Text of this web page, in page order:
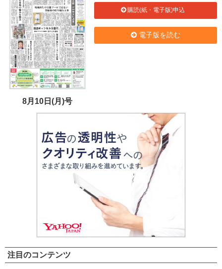
8月10日(月)号
購読(紙・電子版)申込
電子版を読む
注目のコンテンツ